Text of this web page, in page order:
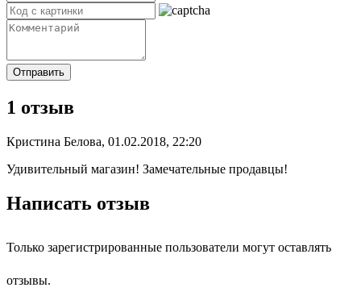
Отправить
1 отзыв
Кристина Белова, 01.02.2018, 22:20
Удивительный магазин! Замечательные продавцы!
Написать отзыв
Только зарегистрированные пользователи могут оставлять
отзывы.